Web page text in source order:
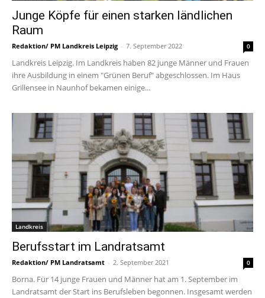
Junge Köpfe für einen starken ländlichen
Raum
Redaktion/ PM Landkreis Leipzig - 7. September 2022 0
Landkreis Leipzig. Im Landkreis haben 82 junge Männer und Frauen
ihre Ausbildung in einem "Grünen Beruf" abgeschlossen. Im Haus
Grillensee in Naunhof bekamen einige...
Landkreis
Berufsstart im Landratsamt
Redaktion/ PM Landratsamt - 2. September 2021 0
Borna. Für 14 junge Frauen und Männer hat am 1. September im
Landratsamt der Start ins Berufsleben begonnen. Insgesamt werden